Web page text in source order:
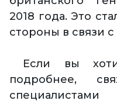
2018 года. Это
стороны в связи
Если вы
подробнее,